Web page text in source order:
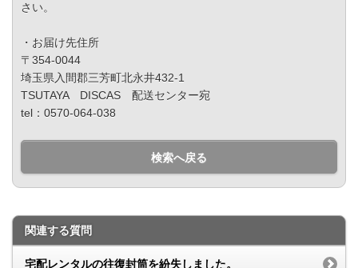
さい。
・お届け先住所
〒354-0044
埼玉県入間郡三芳町北永井432-1
TSUTAYA DISCAS 配送センター宛
tel：0570-064-038
検索へ戻る
関連する質問
宅配レンタルの往復封筒を紛失しました。